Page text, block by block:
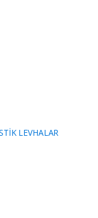
LEVHALAR